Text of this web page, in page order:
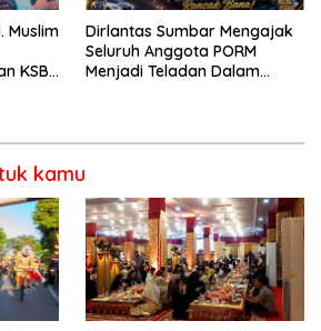
Muslim
KSB
Dirlantas Sumbar Mengajak
Seluruh Anggota PORM
Menjadi Teladan Dalam
kamu